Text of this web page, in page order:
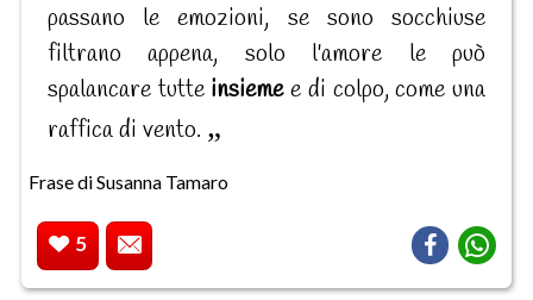
passano le emozioni, se sono socchiuse
filtrano appena, solo l'amore le può
spalancare tutte insiemee di colpo, come una
raffica di vento.
Frase di Susanna Tamaro
5